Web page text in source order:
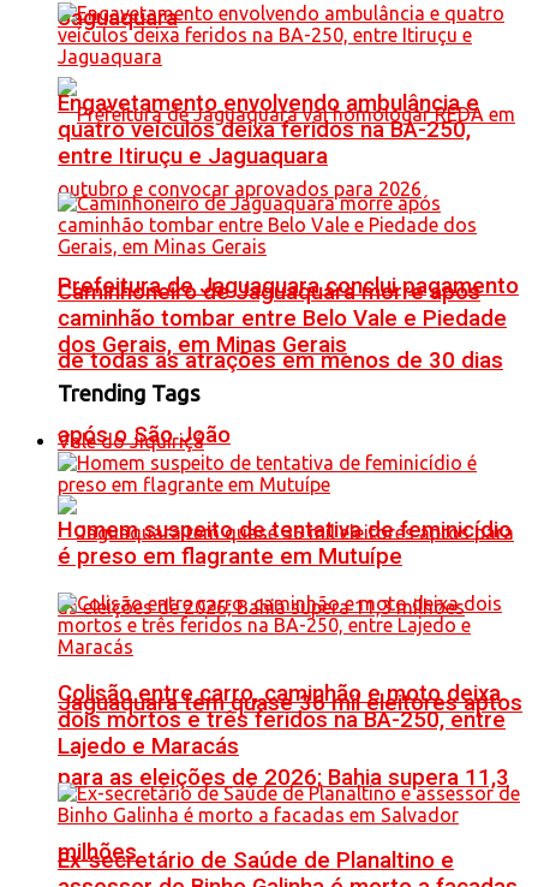
Jaguaquara
Prefeitura de Jaguaquara conclui pagamento
de todas as atrações em menos de 30 dias
após o São João
Jaguaquara tem quase 36 mil eleitores aptos
para as eleições de 2026; Bahia supera 11,3
milhões
Engavetamento envolvendo ambulância e
quatro veículos deixa feridos na BA-250,
entre Itiruçu e Jaguaquara
Caminhoneiro de Jaguaquara morre após
caminhão tombar entre Belo Vale e Piedade
dos Gerais, em Minas Gerais
Trending Tags
Vale do Jiquiriçá
Homem suspeito de tentativa de feminicídio
é preso em flagrante em Mutuípe
Colisão entre carro, caminhão e moto deixa
dois mortos e três feridos na BA-250, entre
Lajedo e Maracás
Ex-secretário de Saúde de Planaltino e